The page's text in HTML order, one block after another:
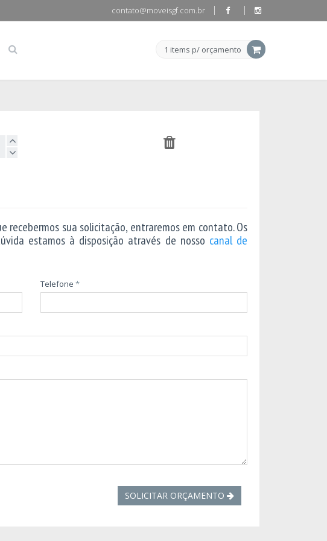
contato@moveisgf.com.br
1 items p/ orçamento
recebermos sua solicitação, entraremos em contato. Os
estamos à disposição através de nosso canal de
Telefone *
SOLICITAR ORÇAMENTO